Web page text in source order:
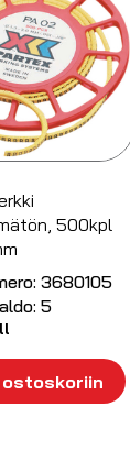
500kpl
3680105
5